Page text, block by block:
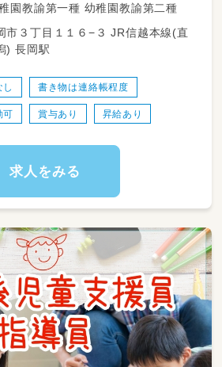
クラス等あれば、お気軽にご相談く
り
務時間をご相談ください！
色（保育内容で特に力を入れている
行事など）
り入れています。
導 ・スイミング ・自然と共生す
・和太鼓指導など…
保育士 幼稚園教諭第一種 幼稚園教諭第二種
丁目１１６−３ JR信越本線(直
) 長岡駅
書き物は連絡帳程度
可 賞与あり 昇給あり
求人をみる